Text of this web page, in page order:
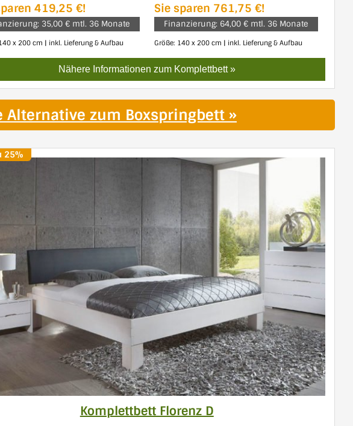
419,25 €!
35,00 € mtl. 36 Monate
x 200 cm | inkl. Lieferung & Aufbau
Sie sparen 761,75 €!
Finanzierung: 64,00 € mtl. 36 Monate
Größe: 140 x 200 cm | inkl. Lieferung & Aufbau
Nähere Informationen zum Komplettbett »
Alternative zum Boxspringbett »
25%
Komplettbett Florenz D